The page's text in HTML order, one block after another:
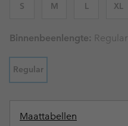
S M L XL
Binnenbeenlengte: Regular
Regular
Maattabellen